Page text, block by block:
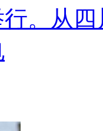
。从